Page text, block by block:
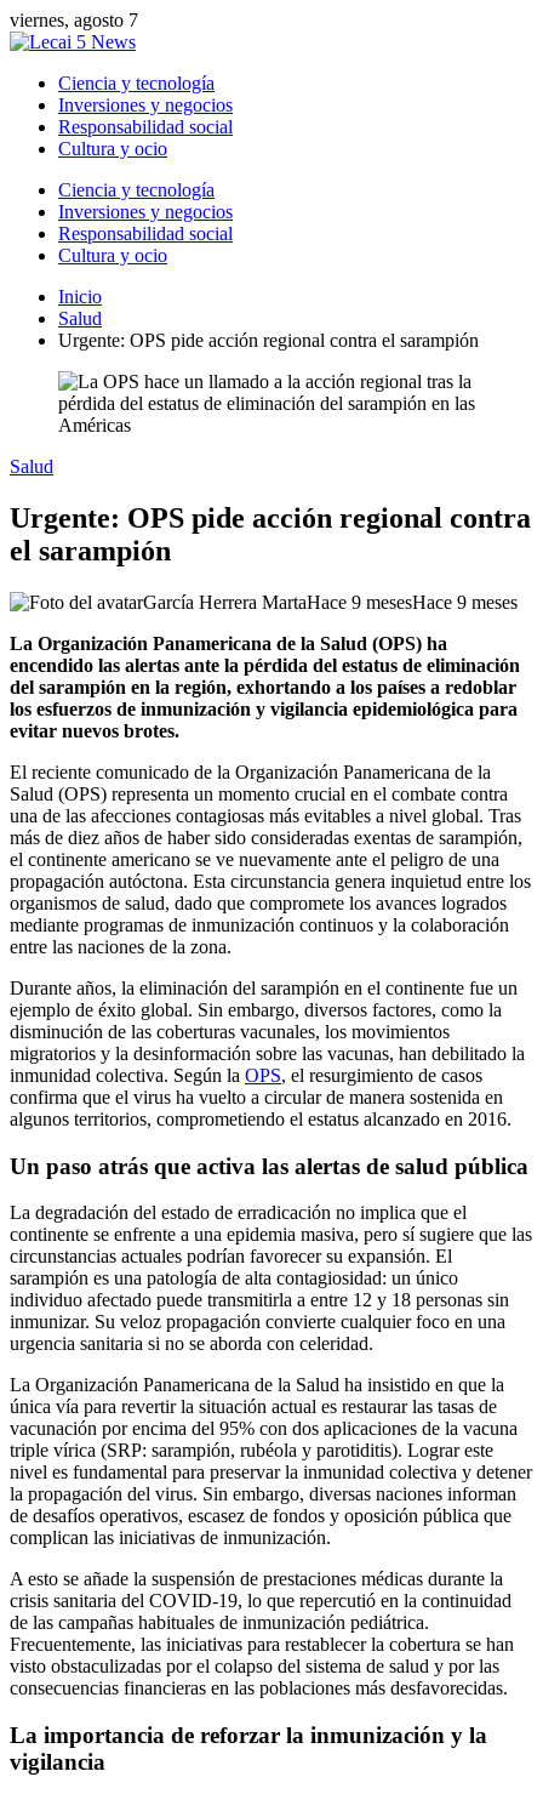
viernes, agosto 7
Ciencia y tecnología
Inversiones y negocios
Responsabilidad social
Cultura y ocio
Ciencia y tecnología
Inversiones y negocios
Responsabilidad social
Cultura y ocio
Inicio
Salud
Urgente: OPS pide acción regional contra el sarampión
Salud
Urgente: OPS pide acción regional contra
el sarampión
García Herrera MartaHace 9 mesesHace 9 meses
La Organización Panamericana de la Salud (OPS) ha
encendido las alertas ante la pérdida del estatus de eliminación
del sarampión en la región, exhortando a los países a redoblar
los esfuerzos de inmunización y vigilancia epidemiológica para
evitar nuevos brotes.
El reciente comunicado de la Organización Panamericana de la
Salud (OPS) representa un momento crucial en el combate contra
una de las afecciones contagiosas más evitables a nivel global. Tras
más de diez años de haber sido consideradas exentas de sarampión,
el continente americano se ve nuevamente ante el peligro de una
propagación autóctona. Esta circunstancia genera inquietud entre los
organismos de salud, dado que compromete los avances logrados
mediante programas de inmunización continuos y la colaboración
entre las naciones de la zona.
Durante años, la eliminación del sarampión en el continente fue un
ejemplo de éxito global. Sin embargo, diversos factores, como la
disminución de las coberturas vacunales, los movimientos
migratorios y la desinformación sobre las vacunas, han debilitado la
inmunidad colectiva. Según la OPS, el resurgimiento de casos
confirma que el virus ha vuelto a circular de manera sostenida en
algunos territorios, comprometiendo el estatus alcanzado en 2016.
Un paso atrás que activa las alertas de salud pública
La degradación del estado de erradicación no implica que el
continente se enfrente a una epidemia masiva, pero sí sugiere que las
circunstancias actuales podrían favorecer su expansión. El
sarampión es una patología de alta contagiosidad: un único
individuo afectado puede transmitirla a entre 12 y 18 personas sin
inmunizar. Su veloz propagación convierte cualquier foco en una
urgencia sanitaria si no se aborda con celeridad.
La Organización Panamericana de la Salud ha insistido en que la
única vía para revertir la situación actual es restaurar las tasas de
vacunación por encima del 95% con dos aplicaciones de la vacuna
triple vírica (SRP: sarampión, rubéola y parotiditis). Lograr este
nivel es fundamental para preservar la inmunidad colectiva y detener
la propagación del virus. Sin embargo, diversas naciones informan
de desafíos operativos, escasez de fondos y oposición pública que
complican las iniciativas de inmunización.
A esto se añade la suspensión de prestaciones médicas durante la
crisis sanitaria del COVID-19, lo que repercutió en la continuidad
de las campañas habituales de inmunización pediátrica.
Frecuentemente, las iniciativas para restablecer la cobertura se han
visto obstaculizadas por el colapso del sistema de salud y por las
consecuencias financieras en las poblaciones más desfavorecidas.
La importancia de reforzar la inmunización y la
vigilancia